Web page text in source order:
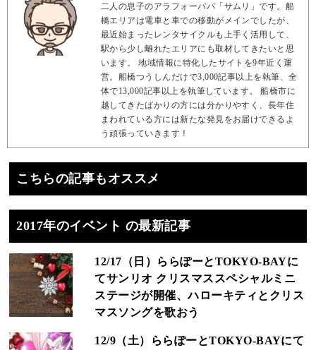
二人の息子のアラフォーパパ「サムリ」です。船
橋エリアは電車と車での移動がメインでしたが、
最近始まったレンタサイクルも上手く活用して、
駅から少し離れたエリアにも取材してきたいと思
います。 地域情報に特化したサイトを9年近く運
営。船橋つうしんだけで3,000記事以上を執筆、全
体で13,000記事以上を執筆しています。 船橋市に
越してきたばかりの方には分かりやすく、長年住
まわれている方には新たな発見をお届けできるよ
う頑張っていきます！
こちらの記事もオススメ
2017年のイベント の最新記事
12/17（日）ららぽーとTOKYO-BAYに
てサンリオ クリスマススペシャルミニ
ステージが開催、ハローキティとクリス
マスソングを歌おう
12/9（土）ららぽーとTOKYO-BAYにて